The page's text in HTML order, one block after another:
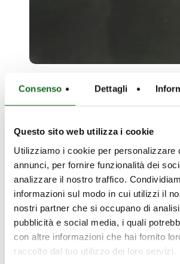
Consenso Dettagli
Questo sito web utilizza i cookie
Utilizziamo i cookie per personalizzare
annunci, per fornire funzionalità dei
analizzare il nostro traffico.
informazioni sul modo in cui utilizzi il
nostri partner che si occupano di
pubblicità e social media, i quali
con altre informazioni che hai fornito
raccolto dal tuo utilizzo dei loro servizi.
water
corp
–
Sudan
–
Suministro
de
agua
de
Sudan – Suministro de
de pozos